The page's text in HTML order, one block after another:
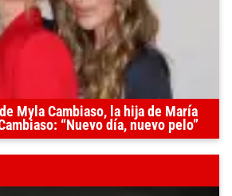
Myla Cambiaso, la hija de María
“Nuevo día, nuevo pelo”